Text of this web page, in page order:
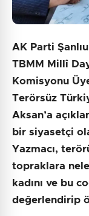
AK Parti
TBMM Millî
Komisyonu
Terörsüz
Aksan’a
bir siyasetçi
Yazmacı,
topraklara
kadını ve bu
değerlendirip